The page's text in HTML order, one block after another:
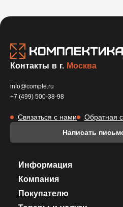
Написать
Информация
Компания
Покупателю
Контакты в г. Москва
info@comple.ru
+7 (499) 500-38-98
Связаться с нами Обратная